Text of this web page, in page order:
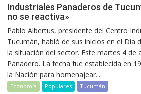
Industriales Panaderos de
no se reactiva»
Pablo Albertus, presidente del Centro
Tucumán, habló de sus inicios en el Día
la situación del sector. Este martes 4 de
Panadero. La fecha fue establecida en
la Nación para homenajear...
Economía Populares Tucumán